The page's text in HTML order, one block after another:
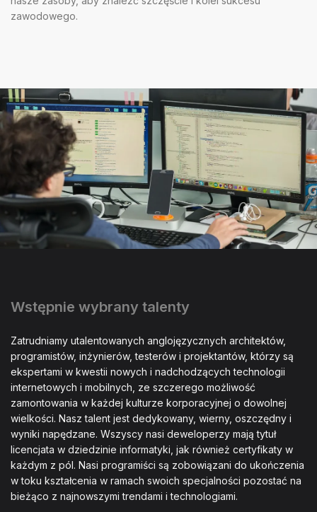
zawodowego.
Wstępnie wybrany talenty
Zatrudniamy utalentowanych anglojęzycznych architektów,
programistów, inżynierów, testerów i projektantów, którzy są
ekspertami w kwestii nowych i nadchodzących technologii
internetowych i mobilnych, ze szczerego możliwość
zamontowania w każdej kulturze korporacyjnej o dowolnej
wielkości. Nasz talent jest dedykowany, wierny, oszczędny i
wyniki napędzane. Wszyscy nasi deweloperzy mają tytuł
licencjata w dziedzinie informatyki, jak również certyfikaty w
każdym z pól. Nasi programiści są zobowiązani do ukończenia
w toku kształcenia w ramach swoich specjalności pozostać na
bieżąco z najnowszymi trendami i technologiami.